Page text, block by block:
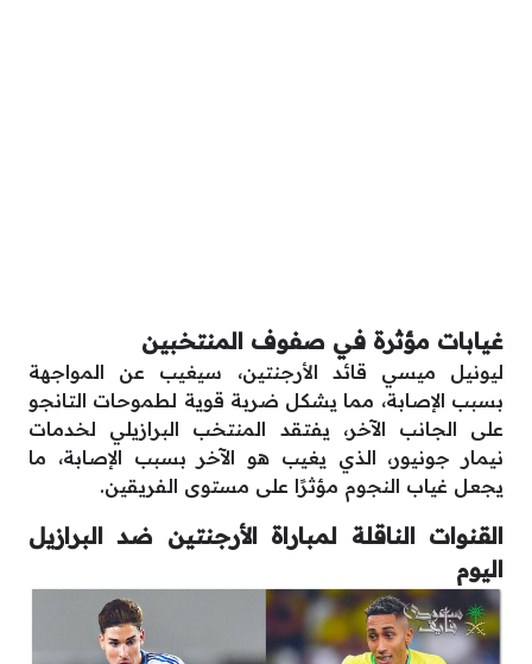
غيابات مؤثرة في صفوف المنتخبين
ليونيل ميسي قائد الأرجنتين، سيغيب عن المواجهة
بسبب الإصابة، مما يشكل ضربة قوية لطموحات التانجو
على الجانب الآخر، يفتقد المنتخب البرازيلي لخدمات
نيمار جونيور، الذي يغيب هو الآخر بسبب الإصابة، ما
يجعل غياب النجوم مؤثرًا على مستوى الفريقين.
القنوات الناقلة لمباراة الأرجنتين ضد البرازيل
اليوم